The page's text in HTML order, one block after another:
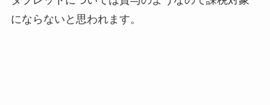
にならないと思われます。